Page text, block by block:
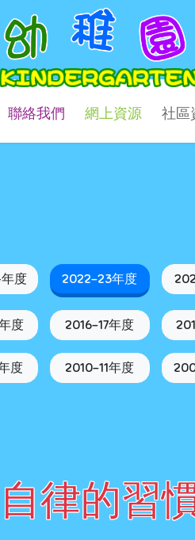
聯絡我們 網上資源 社區
度 2022-23年度
度 2016-17年度
度 2010-11年度
律的習